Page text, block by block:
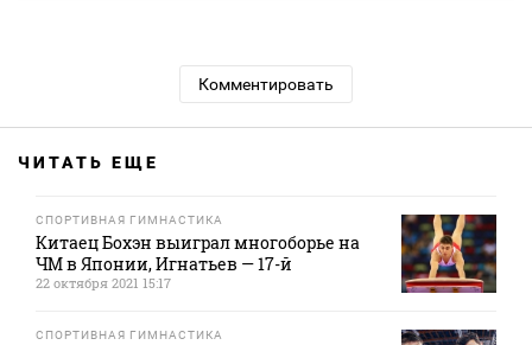
Комментировать
ЧИТАТЬ ЕЩЕ
СПОРТИВНАЯ ГИМНАСТИКА
Китаец Бохэн выиграл многоборье на
ЧМ в Японии, Игнатьев — 17-й
22 октября 2021 15:17
СПОРТИВНАЯ ГИМНАСТИКА